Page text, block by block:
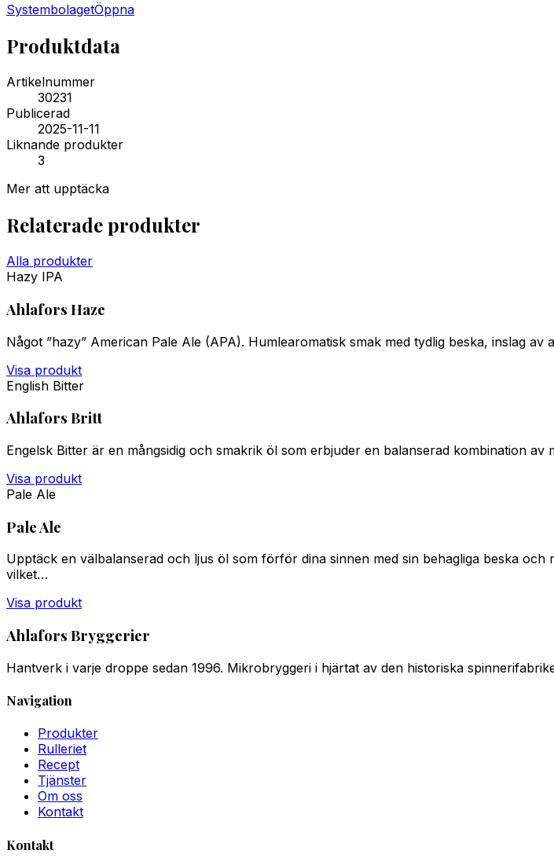
SystembolagetÖppna
Produktdata
Artikelnummer
30231
Publicerad
2025-11-11
Liknande produkter
3
Mer att upptäcka
Relaterade produkter
Alla produkter
Hazy IPA
Ahlafors Haze
Något ”hazy” American Pale Ale (APA). Humlearomatisk smak med tydlig beska, inslag
Visa produkt
English Bitter
Ahlafors Britt
Engelsk Bitter är en mångsidig och smakrik öl som erbjuder en balanserad kombination av
Visa produkt
Pale Ale
Pale Ale
Upptäck en välbalanserad och ljus öl som förför dina sinnen med sin behagliga beska
vilket…
Visa produkt
Ahlafors Bryggerier
Hantverk i varje droppe sedan 1996. Mikrobryggeri i hjärtat av den historiska
Navigation
Produkter
Rulleriet
Recept
Tjänster
Om oss
Kontakt
Kontakt